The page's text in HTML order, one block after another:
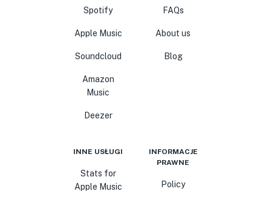
Spotify
Apple Music
Soundcloud
Amazon
Music
Deezer
FAQs
About us
Blog
INNE USŁUGI
Stats for
Apple Music
INFORMACJE
PRAWNE
Policy